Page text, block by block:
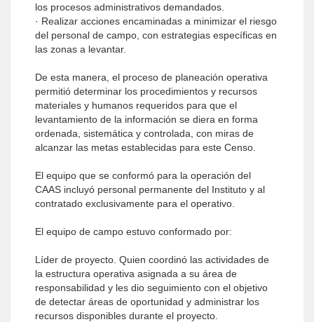
los procesos administrativos demandados.
· Realizar acciones encaminadas a minimizar el riesgo
del personal de campo, con estrategias específicas en
las zonas a levantar.
De esta manera, el proceso de planeación operativa
permitió determinar los procedimientos y recursos
materiales y humanos requeridos para que el
levantamiento de la información se diera en forma
ordenada, sistemática y controlada, con miras de
alcanzar las metas establecidas para este Censo.
El equipo que se conformó para la operación del
CAAS incluyó personal permanente del Instituto y al
contratado exclusivamente para el operativo.
El equipo de campo estuvo conformado por:
Líder de proyecto. Quien coordinó las actividades de
la estructura operativa asignada a su área de
responsabilidad y les dio seguimiento con el objetivo
de detectar áreas de oportunidad y administrar los
recursos disponibles durante el proyecto.